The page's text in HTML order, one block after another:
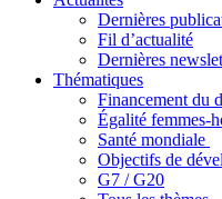
Dernières
Fil d’actualité
Dernières
Thématiques
Financement du
Égalité femmes-
Santé mondiale
Objectifs de
G7 / G20